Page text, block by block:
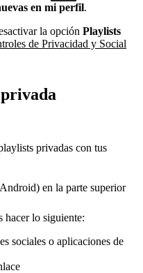
en mi perfil.
la opción Playlists
de Privacidad y Social
privadas con tus
en la parte superior
hacer lo siguiente:
sociales o aplicaciones de